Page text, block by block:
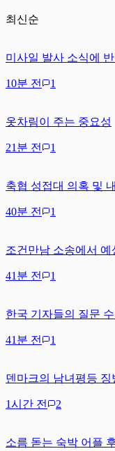
최신순
미사일 발사 소식에
10분 전 1
옷차림이 주는 중요성
21분 전 1
축협 성접대 의혹 및
40분 전 1
조건만남 소송에서
41분 전 1
한국 기자들의 질문
41분 전 1
덴마크의 남녀평등 징
1시간 전 2
소름 돋는 숙박 어플 후